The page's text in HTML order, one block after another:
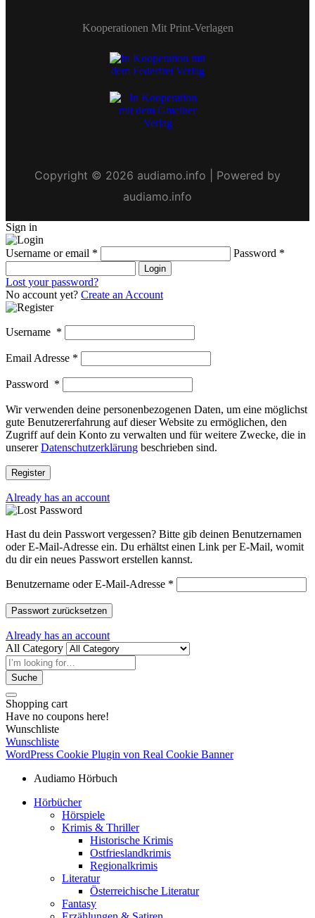
Kooperationen Mit Print-Verlagen
Copyright © 2026 audiamo.info | Powered by
audiamo.info
Sign in
Username or email * Password *
Login
Lost your password?
No account yet? Create an Account
Username *
Email Adresse *
Password *
Wir verwenden deine personenbezogenen Daten, um eine möglichst
gute Benutzererfahrung auf dieser Website zu ermöglichen, den
Zugriff auf dein Konto zu verwalten und für weitere Zwecke, die in
unsererDatenschutzerklärung beschrieben sind.
Register
Already has an account
Hast du dein Passwort vergessen? Bitte gib deinen Benutzernamen
oder E-Mail-Adresse ein. Du erhältst einen Link per E-Mail, womit
du dir ein neues Passwort erstellen kannst.
Benutzername oder E-Mail-Adresse *
Passwort zurücksetzen
Already has an account
All Category
Suche
Shopping cart
Have no coupons here!
Wunschliste
Wunschliste
WordPress Cookie Plugin von Real Cookie Banner
Audiamo Hörbuch
Hörbücher
Hörspiele
Krimis & Thriller
Historische Krimis
Ostfrieslandkrimis
Regionalkrimis
Literatur
Österreichische Literatur
Fantasy